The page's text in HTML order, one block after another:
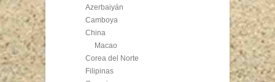
Azerbaiyán
Camboya
China
Macao
Corea del Norte
Filipinas